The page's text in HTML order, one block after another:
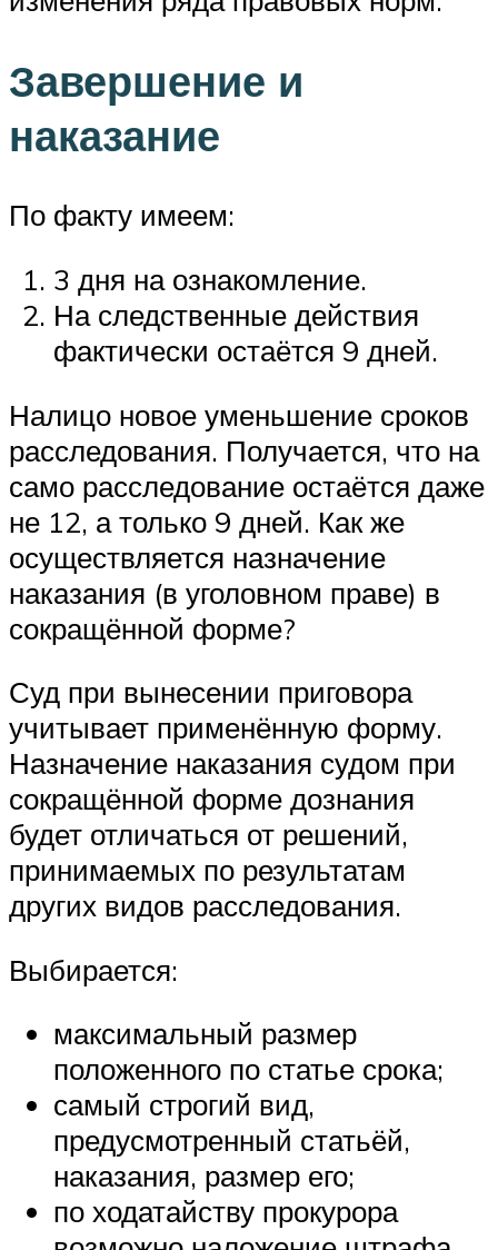
Завершение и
наказание
По факту имеем:
3 дня на ознакомление.
На следственные действия
фактически остаётся 9 дней.
Налицо новое уменьшение сроков
расследования. Получается, что на
само расследование остаётся даже
не 12, а только 9 дней. Как же
осуществляется назначение
наказания (в уголовном праве) в
сокращённой форме?
Суд при вынесении приговора
учитывает применённую форму.
Назначение наказания судом при
сокращённой форме дознания
будет отличаться от решений,
принимаемых по результатам
других видов расследования.
Выбирается:
максимальный размер
положенного по статье срока;
самый строгий вид,
предусмотренный статьёй,
наказания, размер его;
по ходатайству прокурора